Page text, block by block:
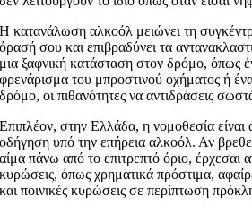
Η κατανάλωση αλκοόλ μειώνει τη
όρασή σου και επιβραδύνει τα
μια ξαφνική κατάσταση στον δρόμο, όπως
φρενάρισμα του μπροστινού οχήματος ή
δρόμο, οι πιθανότητες να αντιδράσεις
Επιπλέον, στην Ελλάδα, η νομοθεσία
οδήγηση υπό την επήρεια αλκοόλ. Αν
αίμα πάνω από το επιτρεπτό όριο, έρχεσαι
κυρώσεις, όπως χρηματικά πρόστιμα,
και ποινικές κυρώσεις σε περίπτωση